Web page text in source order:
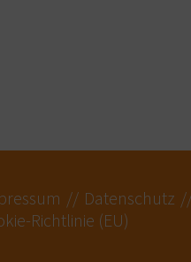
Datenschutz
Richtlinie (EU)